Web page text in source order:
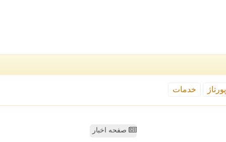
خدمات
صفحه اخبار